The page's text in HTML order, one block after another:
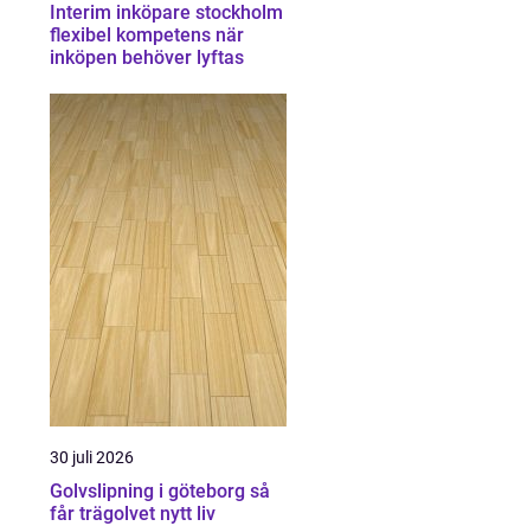
Interim inköpare stockholm
flexibel kompetens när
inköpen behöver lyftas
30 juli 2026
Golvslipning i göteborg så
får trägolvet nytt liv